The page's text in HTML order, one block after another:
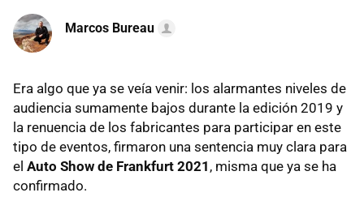
Marcos Bureau
Era algo que ya se veía venir: los alarmantes niveles de
audiencia sumamente bajos durante la edición 2019 y
la renuencia de los fabricantes para participar en este
tipo de eventos, firmaron una sentencia muy clara para
el Auto Show de Frankfurt 2021 , misma que ya se ha
confirmado.